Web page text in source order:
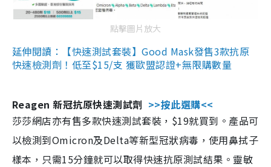
點擊圖片放大
延伸閱讀：【快速測試套裝】Good Mask發售3款抗原
快速檢測劑！低至$15/支 獲歐盟認證+無限購數量
Reagen 新冠抗原快速測試劑 >>按此選購<<
莎莎網店亦有售多款快速測試套裝，$19就買到。產品可
以檢測到Omicron及Delta等新型冠狀病毒，使用鼻拭子
樣本，只需15分鐘就可以取得快速抗原測試結果。靈敏